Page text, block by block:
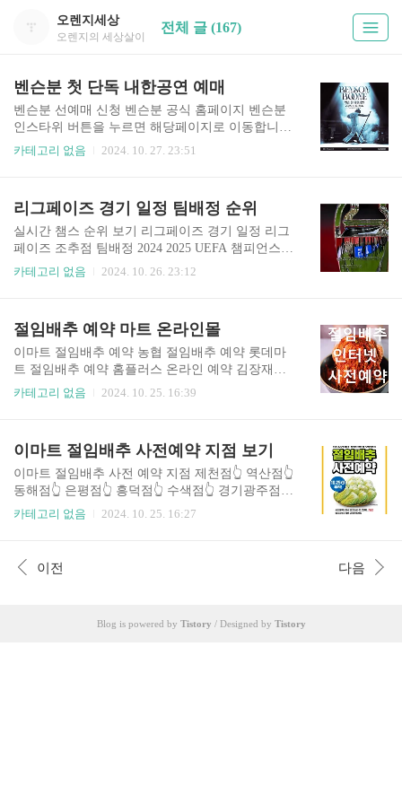
오렌지세상
오렌지의 세상살이
전체 글 (167)
벤슨분 첫 단독 내한공연 예매
벤슨분 선예매 신청 벤슨분 공식 홈페이지 벤슨분
인스타위 버튼을 누르면 해당페이지로 이동합니
다. 벤슨분 첫 단독 내한공연 (Live Nation Present
2,000원, 지정석 P 154,000원, 지정석 R 110,000원
(VAT 포함, 1인 4매 한정) 예매 일정- 아티스트 선
예매: 2024년 10월 29일 (화) 12:00 PM ~ 14:59 PM-
일반 예매: 2024년 10월 30일 (수) 12:00PM * 휠체
어석은 전화예매로만 예약 가능합니다.
카테고리 없음 2024. 10. 27. 23:51
리그페이즈 경기 일정 팀배정 순위
실시간 챔스 순위 보기 리그페이즈 경기 일정 리그
페이즈 조추점 팀배정 2024 2025 UEFA 챔피언스리
그 UEFA 챔피언스리그 포트 시스템과 리그 페이
습니다. 같은 리그의 팀들이 같은 조에 속하지 않도
록 하며, 지리적 배려도 함께 고려됩니다. 이로 인
해 매 시즌 각기 다른 팀 조합이 형성되어 축구 팬
들에게 새로운 기대감을 선사합니다.
카테고리 없음 2024. 10. 26. 23:12
절임배추 예약 마트 온라인몰
이마트 절임배추 예약 농협 절임배추 예약 롯데마
트 절임배추 예약 홈플러스 온라인 예약 김장재료
준비물 구매 절임배추와 김장 재료 준비물이 빠르
카테고리 없음 2024. 10. 25. 16:39
이마트 절임배추 사전예약 지점 보기
이마트 절임배추 사전 예약 지점 제천점👆️ 역산점👆️
동해점👆️ 은평점👆️ 흥덕점👆️ 수색점👆️ 경기광주점👆️
광교점👆️ 수지점👆️ 오산점👆️ 여주점👆️ 원주점👆️ 성
포에서 행사가 진행될 수 있으니 근처 점포에 확인
하시고 방문하셔서 빠르게 예약하세요. 이마트 점
카테고리 없음 2024. 10. 25. 16:27
이전 다음
Blog is powered by Tistory / Designed by Tistory